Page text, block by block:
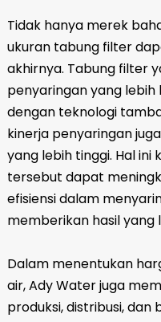
Tidak hanya merek
ukuran tabung filter
akhirnya. Tabung filter
penyaringan yang
dengan teknologi
kinerja penyaringan
yang lebih tinggi. Hal
tersebut dapat
efisiensi dalam
memberikan hasil yang
Dalam menentukan
air, Ady Water juga
produksi, distribusi, dan